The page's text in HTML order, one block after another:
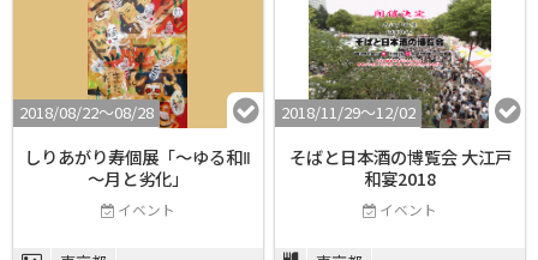
2018/08/22〜08/28
しりあがり寿個展「～ゆる和Ⅱ
～月と劣化」
イベント
2018/11/29〜12/02
そばと日本酒の博覧会 大江戸
和宴2018
イベント